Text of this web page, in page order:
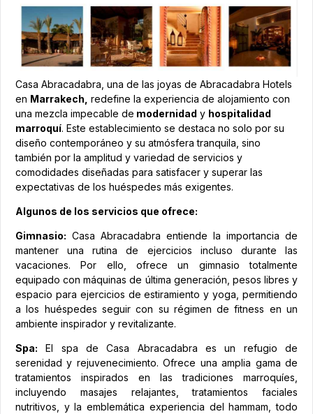
Casa Abracadabra, una de las joyas de Abracadabra Hotels
en Marrakech, redefine la experiencia de alojamiento con
una mezcla impecable de modernidad y hospitalidad
marroquí. Este establecimiento se destaca no solo por su
diseño contemporáneo y su atmósfera tranquila, sino
también por la amplitud y variedad de servicios y
comodidades diseñadas para satisfacer y superar las
expectativas de los huéspedes más exigentes.
Algunos de los servicios que ofrece:
Gimnasio: Casa Abracadabra entiende la importancia de
mantener una rutina de ejercicios incluso durante las
vacaciones. Por ello, ofrece un gimnasio totalmente
equipado con máquinas de última generación, pesos libres y
espacio para ejercicios de estiramiento y yoga, permitiendo
a los huéspedes seguir con su régimen de fitness en un
ambiente inspirador y revitalizante.
Spa: El spa de Casa Abracadabra es un refugio de
serenidad y rejuvenecimiento. Ofrece una amplia gama de
tratamientos inspirados en las tradiciones marroquíes,
incluyendo masajes relajantes, tratamientos faciales
nutritivos, y la emblemática experiencia del hammam, todo